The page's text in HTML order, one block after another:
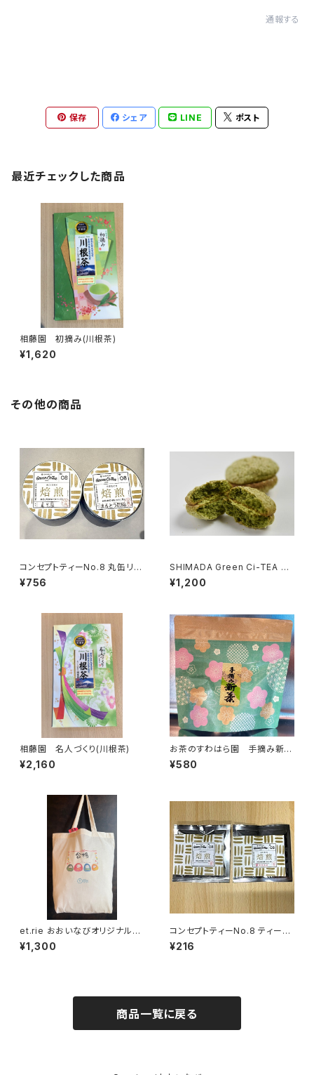
通報する
保存 シェア LINE ポスト
最近チェックした商品
相藤園 初摘み(川根茶)
¥1,620
その他の商品
コンセプトティーNo.8 丸缶リー
フ 焙煎 【ほうじ茶】
¥756
SHIMADA Green Ci-TEA N
o.3 緑茶のダックワーズ
¥1,200
相藤園 名人づくり(川根茶)
¥2,160
お茶のすわはら園 手摘み新茶
30ｇ
¥580
et.rie おおいなびオリジナル合
格トートバッグ
¥1,300
コンセプトティーNo.8 ティーバ
ッグ 焙煎【ほうじ茶】
¥216
商品一覧に戻る